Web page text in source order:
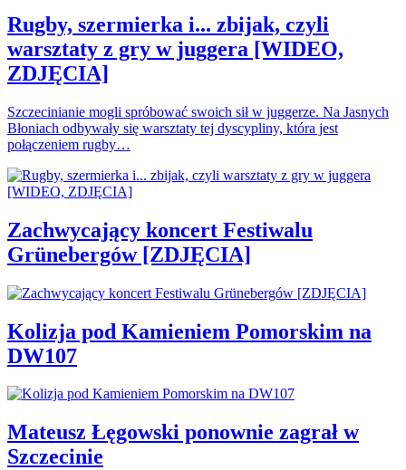
Rugby, szermierka i... zbijak, czyli
warsztaty z gry w juggera [WIDEO,
ZDJĘCIA]
Szczecinianie mogli spróbować swoich sił w juggerze. Na Jasnych
Błoniach odbywały się warsztaty tej dyscypliny, która jest
połączeniem rugby…
Zachwycający koncert Festiwalu
Grünebergów [ZDJĘCIA]
Kolizja pod Kamieniem Pomorskim na
DW107
Mateusz Łęgowski ponownie zagrał w
Szczecinie